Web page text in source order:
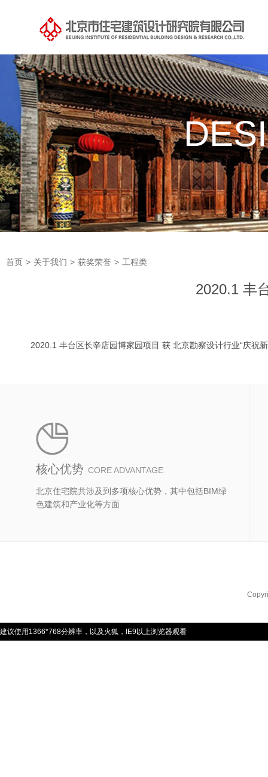
首页 > 关于我们 > 获奖荣誉 > 工程类
2020.1 丰
2020.1 丰台区长辛店园博家园项目 获 北京勘察设计行业“庆祝
核心优势 CORE ADVANTAGE
北京住宅院共涉及到多项核心优势，其中包括BIM绿
色建筑和产业化等方面
建议使用1366*768分辨率，以及火狐，IE9以上浏览器观看